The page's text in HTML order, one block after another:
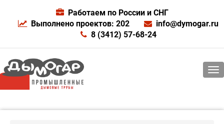
Работаем по России и СНГ
Выполнено проектов: 202
info@dymogar.ru
8 (3412) 57-68-24